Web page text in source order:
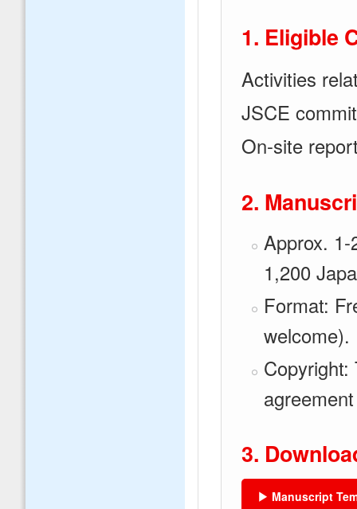
1. Eligible
Activities
JSCE
On-site
2.
Approx.
1,200
Format:
3.
▶ Manuscript